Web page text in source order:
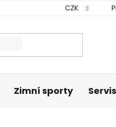
CZK
Zimní sporty